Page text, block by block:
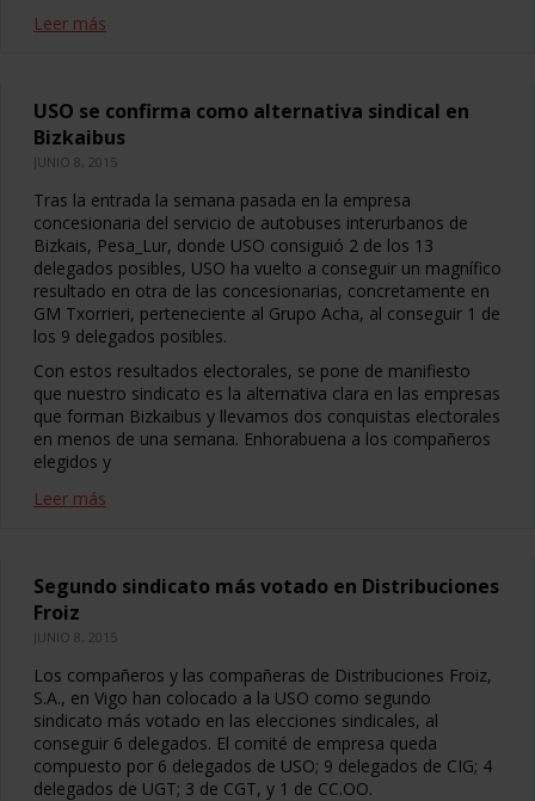
Leer más
USO se confirma como alternativa sindical en
Bizkaibus
JUNIO 8, 2015
Tras la entrada la semana pasada en la empresa
concesionaria del servicio de autobuses interurbanos de
Bizkais, Pesa_Lur, donde USO consiguió 2 de los 13
delegados posibles, USO ha vuelto a conseguir un magnífico
resultado en otra de las concesionarias, concretamente en
GM Txorrieri, perteneciente al Grupo Acha, al conseguir 1 de
los 9 delegados posibles.
Con estos resultados electorales, se pone de manifiesto
que nuestro sindicato es la alternativa clara en las empresas
que forman Bizkaibus y llevamos dos conquistas electorales
en menos de una semana. Enhorabuena a los compañeros
elegidos y
Leer más
Segundo sindicato más votado en Distribuciones
Froiz
JUNIO 8, 2015
Los compañeros y las compañeras de Distribuciones Froiz,
S.A., en Vigo han colocado a la USO como segundo
sindicato más votado en las elecciones sindicales, al
conseguir 6 delegados. El comité de empresa queda
compuesto por 6 delegados de USO; 9 delegados de CIG; 4
delegados de UGT; 3 de CGT, y 1 de CC.OO.